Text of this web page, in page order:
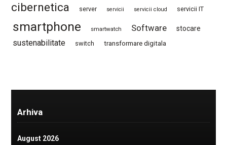
cibernetica
server servicii servicii cloud servicii IT
smartphone smartwatch Software stocare
sustenabilitate switch transformare digitala
Arhiva
August 2026